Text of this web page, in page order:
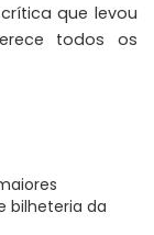
que levou
todos os
bilheteria da